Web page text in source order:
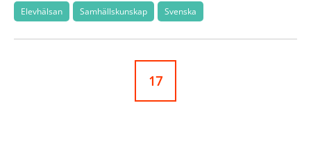
Elevhälsan
Samhällskunskap Svenska
17